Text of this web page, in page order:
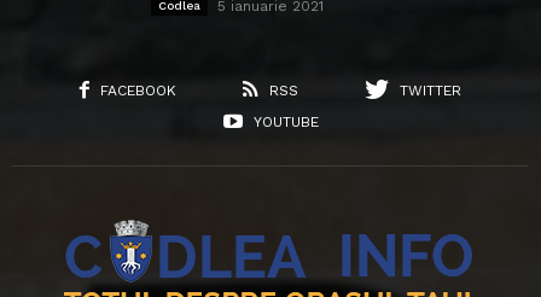
Codlea 5 ianuarie 2021
FACEBOOK RSS
TWITTER
YOUTUBE